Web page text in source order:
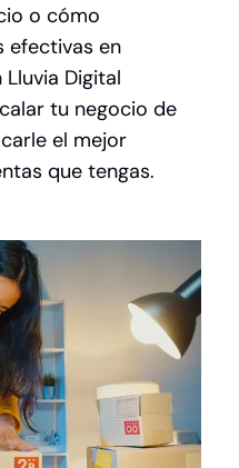
o cómo
efectivas en
Lluvia Digital
tu negocio de
el mejor
que tengas.